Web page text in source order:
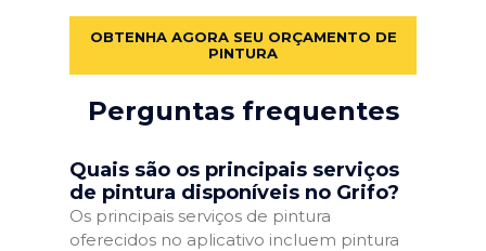
OBTENHA AGORA SEU ORÇAMENTO DE
PINTURA
Perguntas frequentes
Quais são os principais serviços
de pintura disponíveis no Grifo?
Os principais serviços de pintura
oferecidos no aplicativo incluem pintura